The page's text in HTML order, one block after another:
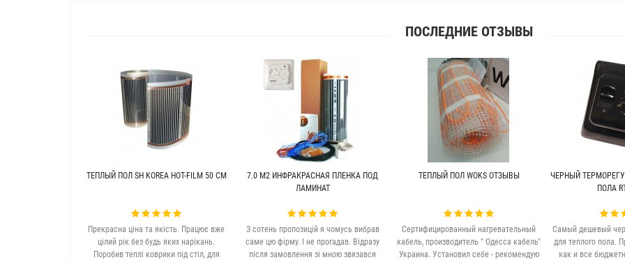
ПОСЛЕДНИЕ ОТЗЫВЫ
ТЕПЛЫЙ ПОЛ SH KOREA HOT-FILM 50 СМ
Прекрасна ціна та якість. Працює вже
цілий рік без будь яких нарікань.
Поробив теплі коврики під стіл, для
7.0 М2 ИНФРАКРАСНАЯ ПЛЕНКА ПОД
ЛАМИНАТ
З сотень пропозицій я чомусь вибрав
саме цю фірму. І не прогадав. Відразу
після замовлення зі мною звязався
ТЕПЛЫЙ ПОЛ WOKS ОТЗЫВЫ
Сертифицированный нагревательный
кабель, производитель " Одесса кабель"
Украина. Установил себе - рекомендую
ЧЕРНЫЙ
ПОЛА
Самый дешевый
для теплого пола.
как и все